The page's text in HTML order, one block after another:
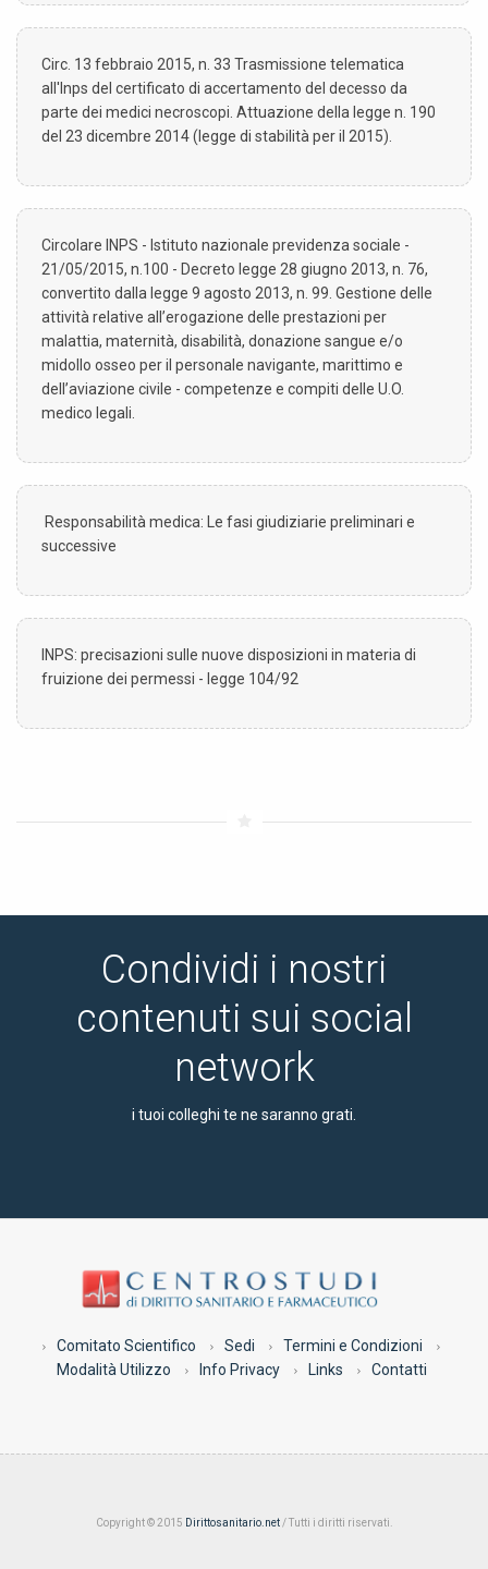
Circ. 13 febbraio 2015, n. 33 Trasmissione telematica
all'Inps del certificato di accertamento del decesso da
parte dei medici necroscopi. Attuazione della legge n. 190
del 23 dicembre 2014 (legge di stabilità per il 2015).
Circolare INPS - Istituto nazionale previdenza sociale -
21/05/2015, n.100 - Decreto legge 28 giugno 2013, n. 76,
convertito dalla legge 9 agosto 2013, n. 99. Gestione delle
attività relative all’erogazione delle prestazioni per
malattia, maternità, disabilità, donazione sangue e/o
midollo osseo per il personale navigante, marittimo e
dell’aviazione civile - competenze e compiti delle U.O.
medico legali.
Responsabilità medica: Le fasi giudiziarie preliminari e
successive
INPS: precisazioni sulle nuove disposizioni in materia di
fruizione dei permessi - legge 104/92
Condividi i nostri
contenuti sui social
network
i tuoi colleghi te ne saranno grati.
Comitato Scientifico Sedi
Termini e Condizioni
Modalità Utilizzo
Info Privacy Links Contatti
Copyright © 2015 Dirittosanitario.net/ Tutti i diritti riservati.